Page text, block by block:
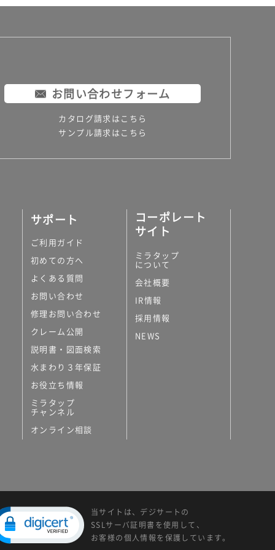
お問い合わせフォーム
カタログ請求はこちら
サンプル請求はこちら
サポート
ご利用ガイド
初めての方へ
よくある質問
お問い合わせ
修理お問い合わせ
クレーム公開
説明書・図面検索
水まわり３年保証
お役立ち情報
ミラタップ
チャンネル
オンライン相談
コーポレート
サイト
ミラタップ
について
会社概要
IR情報
採用情報
NEWS
当サイトは、デジサートの
SSLサーバ証明書を使用して、
お客様の個人情報を保護しています。